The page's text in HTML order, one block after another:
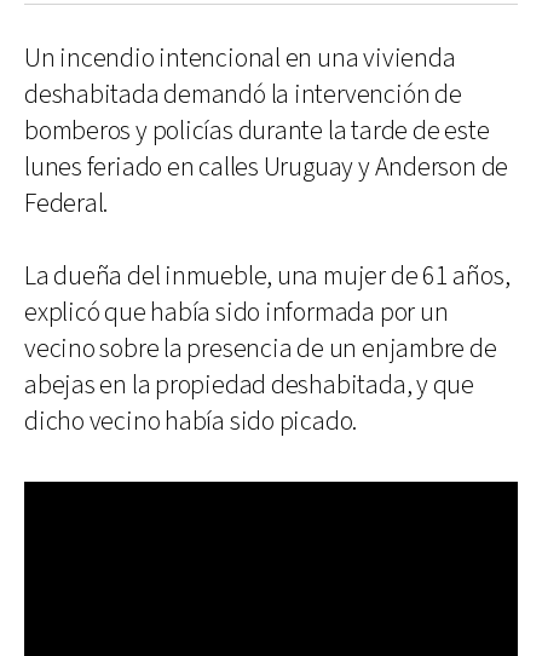
Un incendio intencional en una vivienda
deshabitada demandó la intervención de
bomberos y policías durante la tarde de este
lunes feriado en calles Uruguay y Anderson de
Federal.
La dueña del inmueble, una mujer de 61 años,
explicó que había sido informada por un
vecino sobre la presencia de un enjambre de
abejas en la propiedad deshabitada, y que
dicho vecino había sido picado.